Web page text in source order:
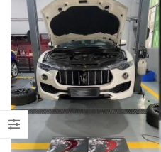
【釋放沉睡的猛獸?! Huracan
LP610排氣升級】
【LARTE-Design: 打造出終極版
本的BMW XM】
【再向經典致敬!! Suzuki Jimny
XL化身迷你G-Class】